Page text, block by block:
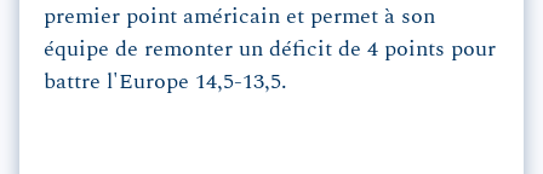
premier point américain et permet à son
équipe de remonter un déficit de 4 points pour
battre l'Europe 14,5-13,5.